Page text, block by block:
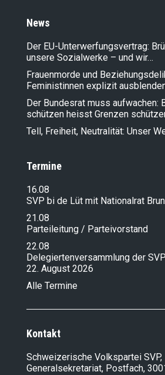
News
Der EU-Unterwerfungsvertrag:
unsere Sozialwerke – und wir…
Frauenmorde und
Feministinnen explizit
Der Bundesrat muss aufwachen:
schützen heisst Grenzen
Tell, Freiheit, Neutralität: Unser
Termine
16.08
SVP bi de Lüt mit Nationalrat
21.08
Parteileitung / Parteivorstand
22.08
Delegiertenversammlung der
22. August 2026
Alle Termine
Kontakt
Schweizerische Volkspartei SVP,
Generalsekretariat, Postfach,